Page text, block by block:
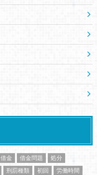
借金 借金問題
処分
刑罰種類 初回
労働時間